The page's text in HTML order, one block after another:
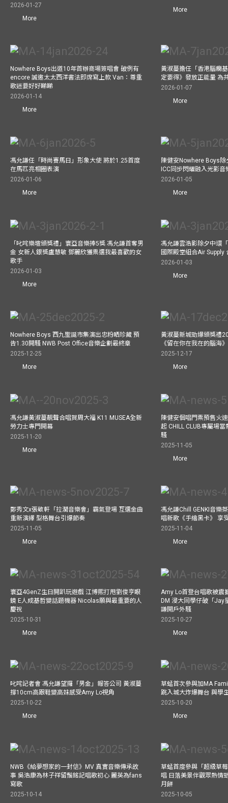
2026-01-27
More
More
Nowhere Boys出道10年首辦商場簽唱會 破例有
encore 誠邀太太西洋書法即席寫上款 Van：尊重
歌迷要好好睇睇
2026-01-14
More
黃淑蔓擔任「香港腦癇
定要得》發放正能量 為
2026-01-07
More
馮允謙任「時尚賽馬日」形象大使 將於1.25首度
在馬匹亮相圈表演
2026-01-06
More
陳健安Nowhere Boys
ICC同步閃耀融入光影音
2026-01-05
More
「叱咤樂壇頒獎禮」寰亞音樂捧5獎 馮允謙首奪男
金 女新人銀獎盧慧敏 鄧麗欣獲票選我最喜歡的女
歌手
2026-01-03
More
馮允謙雲浩影除夕中環
國際殿堂組合Air Supply
2026-01-03
More
Nowhere Boys 西九聖誕市集演出忠粉晒珍藏 預
告1.30開騷 NWB Post Office音樂企劃最終章
2025-12-25
More
黃淑蔓新城勁爆頒獎禮
《留在你在我在的腦海
2025-12-17
More
馮允謙黃淑蔓靚聲合唱賀周大福 K11 MUSEA全新
勞力士專門開幕
2025-11-20
More
陳健安個唱門票預售火
起 CHILL CLUB專屬場
騷
2025-11-05
More
鄭秀文x張敬軒「拉濶音樂會」霸氣登場 互選金曲
重新演繹 型格舞台引爆節奏
2025-11-05
More
馮允謙Chill GENKI音樂
唱新歌《手繪黑卡》 享
2025-11-04
More
寰亞4GenZ生日開趴玩遊戲 江博熙打甩劉俊亨眼
鏡 E人成基哲變話題機器 Nicolas願與最重要的人
慶祝
2025-10-31
More
Amy Lo首登台唱歌被震
DM 浸大同學仔破「Jay
謙開戶外騷
2025-10-27
More
叱咤記者會 馮允謙望攞「男金」報答公司 黃淑蔓
撐10cm高跟鞋變高妹感受Amy Lo視角
2025-10-22
More
草蜢首次參與加MA
跳入城大炸爆舞台 與學
2025-10-20
More
NWB《給夢想家的一封信》MV 真實音樂傳承故
事 吳浩康為林子祥留鬚銘記唱歌初心 麗英為fans
寫歌
2025-10-14
草蜢首度參與「超級草
唱 日落美景伴觀眾熱情
月餅
2025-10-05